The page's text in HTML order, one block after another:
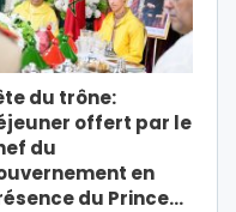
du trône:
offert par le
du
en
du Prince…